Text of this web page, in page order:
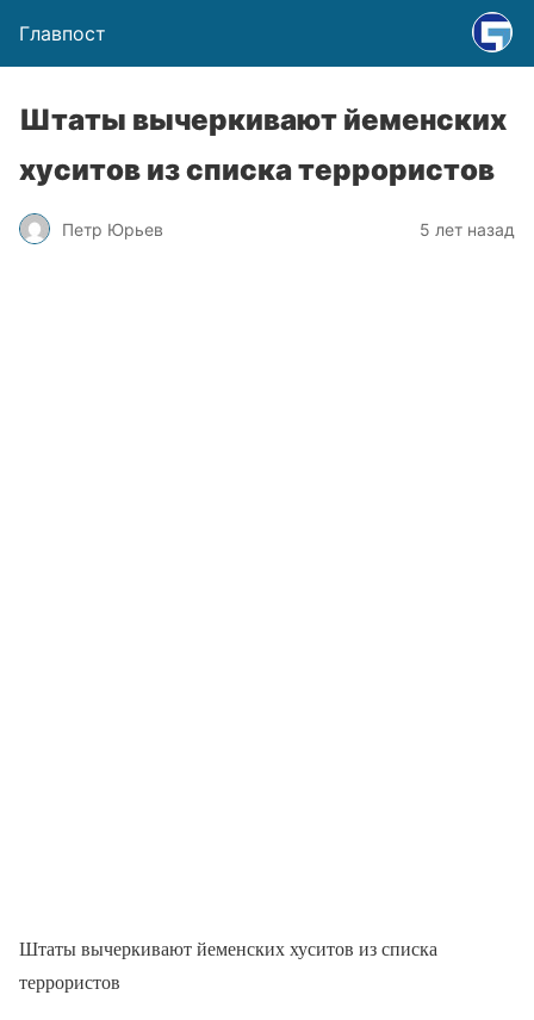
Главпост
Штаты вычеркивают йеменских
хуситов из списка террористов
Петр Юрьев 5 лет назад
Штаты вычеркивают йеменских хуситов из списка
террористов